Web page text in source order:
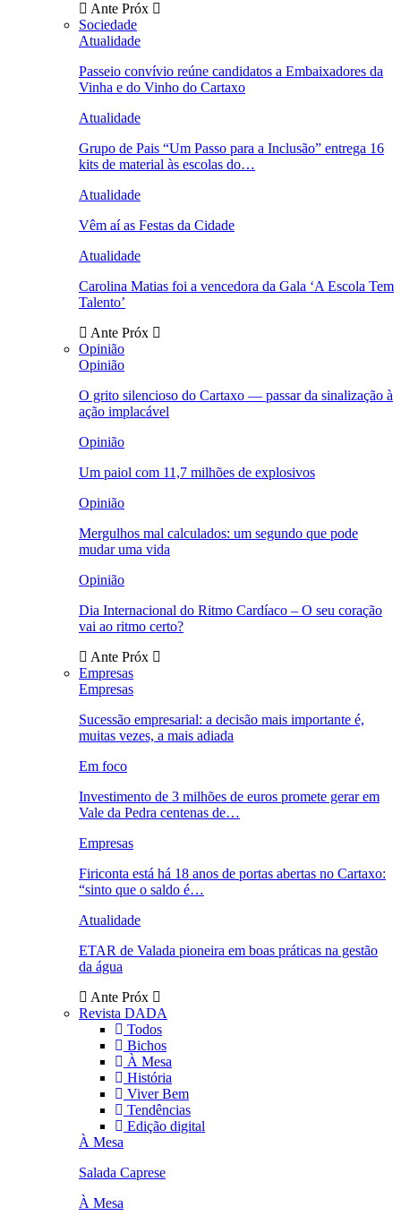
Ante Próx
Sociedade
Atualidade
Passeio convívio reúne candidatos a Embaixadores da
Vinha e do Vinho do Cartaxo
Atualidade
Grupo de Pais “Um Passo para a Inclusão” entrega 16
kits de material às escolas do…
Atualidade
Vêm aí as Festas da Cidade
Atualidade
Carolina Matias foi a vencedora da Gala ‘A Escola Tem
Talento’
Ante Próx
Opinião
Opinião
O grito silencioso do Cartaxo — passar da sinalização à
ação implacável
Opinião
Um paiol com 11,7 milhões de explosivos
Opinião
Mergulhos mal calculados: um segundo que pode
mudar uma vida
Opinião
Dia Internacional do Ritmo Cardíaco – O seu coração
vai ao ritmo certo?
Ante Próx
Empresas
Empresas
Sucessão empresarial: a decisão mais importante é,
muitas vezes, a mais adiada
Em foco
Investimento de 3 milhões de euros promete gerar em
Vale da Pedra centenas de…
Empresas
Firiconta está há 18 anos de portas abertas no Cartaxo:
“sinto que o saldo é…
Atualidade
ETAR de Valada pioneira em boas práticas na gestão
da água
Ante Próx
Revista DADA
Todos
Bichos
À Mesa
História
Viver Bem
Tendências
Edição digital
À Mesa
Salada Caprese
À Mesa